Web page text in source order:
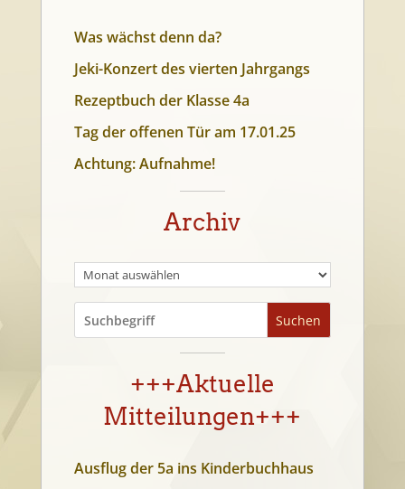
Was wächst denn da?
Jeki-Konzert des vierten Jahrgangs
Rezeptbuch der Klasse 4a
Tag der offenen Tür am 17.01.25
Achtung: Aufnahme!
Archiv
Suchen
+++Aktuelle
Mitteilungen+++
Ausflug der 5a ins Kinderbuchhaus